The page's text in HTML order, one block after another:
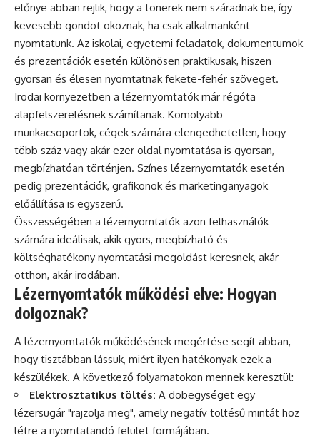
előnye abban rejlik, hogy a tonerek nem száradnak be, így
kevesebb gondot okoznak, ha csak alkalmanként
nyomtatunk. Az iskolai, egyetemi feladatok, dokumentumok
és prezentációk esetén különösen praktikusak, hiszen
gyorsan és élesen nyomtatnak fekete-fehér szöveget.
Irodai környezetben a lézernyomtatók már régóta
alapfelszerelésnek számítanak. Komolyabb
munkacsoportok, cégek számára elengedhetetlen, hogy
több száz vagy akár ezer oldal nyomtatása is gyorsan,
megbízhatóan történjen. Színes lézernyomtatók esetén
pedig prezentációk, grafikonok és marketinganyagok
előállítása is egyszerű.
Összességében a lézernyomtatók azon felhasználók
számára ideálisak, akik gyors, megbízható és
költséghatékony nyomtatási megoldást keresnek, akár
otthon, akár irodában.
Lézernyomtatók működési elve: Hogyan
dolgoznak?
A lézernyomtatók működésének megértése segít abban,
hogy tisztábban lássuk, miért ilyen hatékonyak ezek a
készülékek. A következő folyamatokon mennek keresztül:
Elektrosztatikus töltés: A dobegységet egy
lézersugár "rajzolja meg", amely negatív töltésű mintát hoz
létre a nyomtatandó felület formájában.